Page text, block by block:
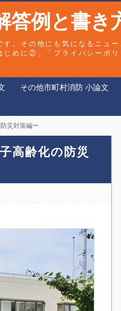
例と書き
。その他にも気になるニュ
めに②」「プライバシーポリ
その他市町村消防 小論文
災対策編ー
高齢化の防災